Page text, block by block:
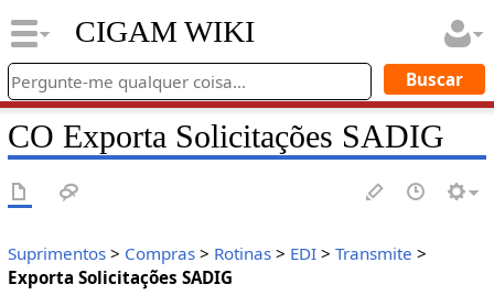
CIGAM WIKI
CO Exporta Solicitações SADIG
Suprimentos> Compras> Rotinas> EDI> Transmite >
Exporta Solicitações SADIG